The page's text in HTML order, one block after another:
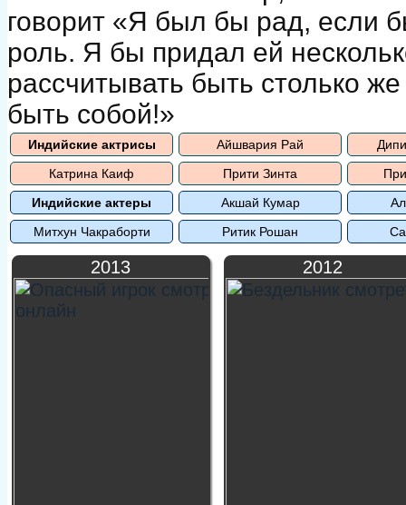
говорит «Я был бы рад, если
роль. Я бы придал ей
рассчитывать быть столько
быть собой!»
Индийские актрисы Айшвария Рай
Катрина Каиф
Прити Зинта
Индийские актеры
Акшай Кумар
Митхун Чакраборти
Ритик Рошан
2013 2012